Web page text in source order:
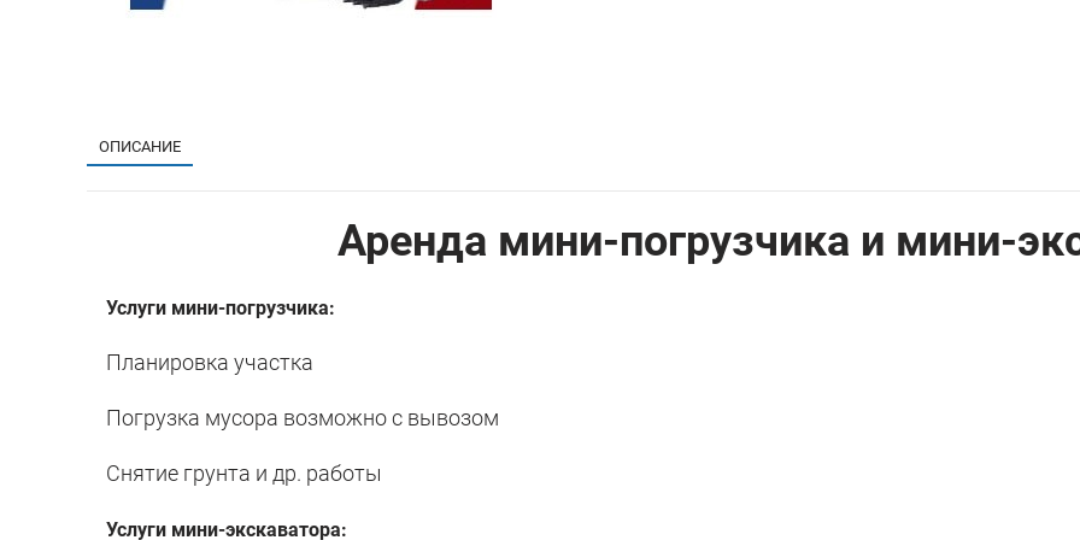
ОПИСАНИЕ
Аренда мини-погрузчика и мини-
Услуги мини-погрузчика:
Планировка участка
Погрузка мусора возможно с вывозом
Снятие грунта и др. работы
Услуги мини-экскаватора: